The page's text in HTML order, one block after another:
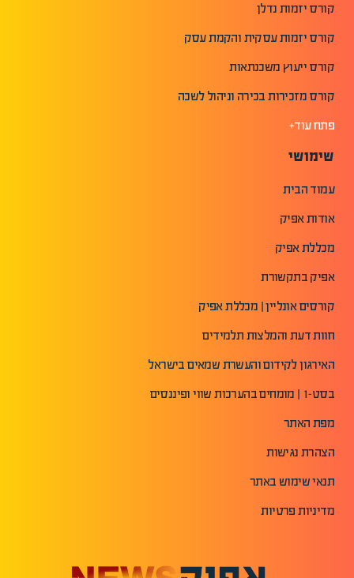
קורס יזמות נדלן
קורס יזמות עסקית והקמת עסק
קורס ייעוץ משכנתאות
קורס מזכירות בכירה וניהול לשכה
פתח עוד+
שימושי
עמוד הבית
אודות אפיק
מכללת אפיק
אפיק בתקשורת
קורסים אונליין | מכללת אפיק
חוות דעת והמלצות תלמידים
האירגון לקידום והעשרת שמאים בישראל
בסט-1 | מומחים בהערכות שווי ופיננסים
מפת האתר
הצהרת נגישות
תנאי שימוש באתר
מדיניות פרטיות